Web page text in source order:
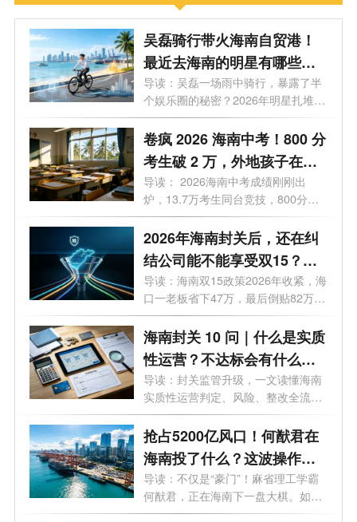
吴磊骑行带火海南自贸港！
最近去海南的明星有哪些？
2026 海南有哪些明星注册公
司？
导读：吴磊一场雨中骑行，暴露了半
个娱乐圈的秘密？2026年明星扎堆去
海南...
卷疯 2026 海南中考！800 分
考生破 2 万，外地孩子在海
南中考需要什么条件？高层
次人才子女政策 + 报名流程
导读： 2026海南中考成绩刚刚出
炉，13.7万考生同台竞技，800分以
上突破2万人...
2026年海南封关后，还在纠
结公司能不能享受双15？先
看完这4个真实案例
导读：海南双15政策2026年收紧，海
口一老板省下47万，最后倒贴82万，
这3个坑...
海南封关 10 问｜什么是实质
性运营？不达标会有什么后
果？企业如何落地达标？
导读：封关监管升级，一文读懂海南
实质性运营判定、风险、整改全流
程。很...
抢占5200亿风口！何猷君在
海南投了什么？这波操作你
看懂了吗？
导读：不仅是“豪门”！麻省理工学霸
何猷君，正在海南下一盘大棋。如果
不...